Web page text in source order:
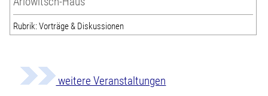
Rubrik: Vorträge & Diskussionen
weitere Veranstaltungen